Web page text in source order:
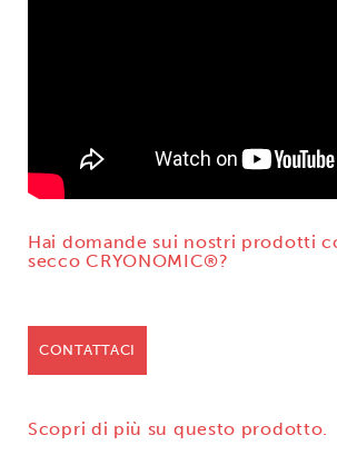
Hai domande sui nostri prodotti
secco CRYONOMIC®?
CONTATTACI
Scopri di più su questo prodotto.